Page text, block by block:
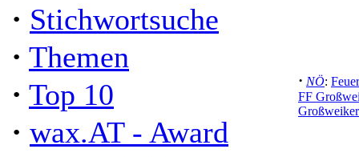
· Stichwortsuche
· Themen
· Top 10
· wax.AT - Award
· NÖ:
FF